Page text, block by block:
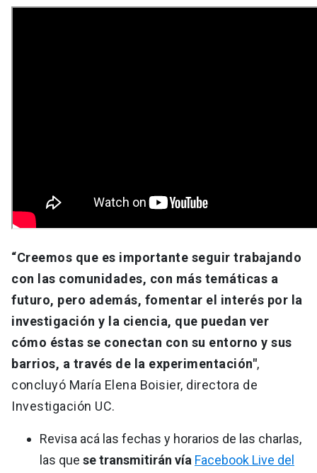
“Creemos que es importante seguir trabajando
con las comunidades, con más temáticas a
futuro, pero además, fomentar el interés por la
investigación y la ciencia, que puedan ver
cómo éstas se conectan con su entorno y sus
barrios, a través de la experimentación",
concluyó María Elena Boisier, directora de
Investigación UC.
Revisa acá las fechas y horarios de las charlas,
las que se transmitirán vía Facebook Live del